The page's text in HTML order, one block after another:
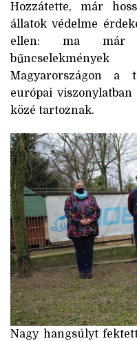
Hozzátette, már
állatok védelme
ellen: ma már
Magyarországon a
európai viszonylatban
közé tartoznak.
Nagy hangsúlyt